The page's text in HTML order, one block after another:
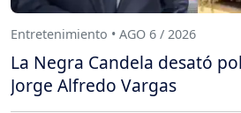
Entretenimiento • AGO 6 / 2026
La Negra Candela desató
Jorge Alfredo Vargas